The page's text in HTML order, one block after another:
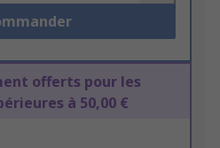
offerts pour les
à 50,00 €